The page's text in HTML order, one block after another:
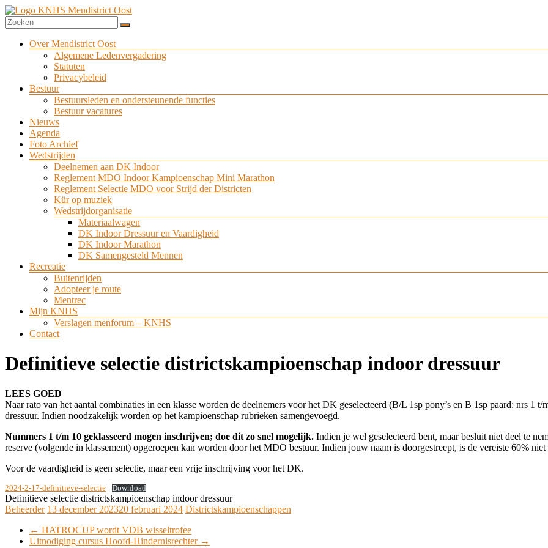
Ga
naar
de
inhoud
Mendistrict
Oost
Menu
Over Mendistrict Oost
Algemene Ledenvergadering
Statuten
Privacybeleid
Bestuur
Bestuursleden en ondersteunende functies
Bestuur vacatures
Nieuws
Agenda
Foto Archief
Wedstrijden
Deelnemen aan DK Indoor
Reglement MDO Indoor Kampioenschap Mini Marathon
Reglement Selectie MDO voor Strijd der Districten
Kür op muziek
Wedstrijdorganisatie
Materiaalwagen
DK Indoor Dressuur en Vaardigheid
DK Indoor Marathon
DK Samengesteld Mennen
Recreatie
Buitenrijden
Adopteer je route
Mentrec
Mijn KNHS
Verslagen menforum – KNHS
Contact
Definitieve selectie districtskampioenschap indoor dressuur
LEES GOED
Naar rato van het aantal combinaties in een klasse worden de deelnemers voor het DK geselecteerd (B/L 1sp pony’s en B 1sp paard: nrs
dressuur. Indien noodzakelijk worden op het kampioenschap rubrieken samengevoegd.
Nummers 1 t/m 10 geklasseerd mogen inschrijven; doe dit zo snel mogelijk. Indien je wel geselecteerd bent, maar besluit niet deel te
reserve (volgende in klassement) opgeroepen kan worden door het MDO bestuur. Indien jouw naam is doorgestreept, is de vereiste 60% niet
Voor de vaardigheid is geen selectie, maar een vrije inschrijving voor het DK.
2024-2-17-definitieve-selectie Download
Definitieve selectie districtskampioenschap indoor dressuur
Beheerder 13 december 202320 februari 2024 Districtskampioenschappen
← HATROCUP wordt VDB wisseltrofee
Uitnodiging cursus Hoofd-Hindernisrechter →